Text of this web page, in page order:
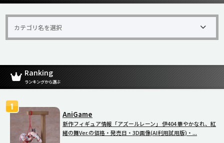
Ranking
ランキングから選ぶ
AniGame
新作フィギュア情報「アズールレーン」 伊404 華やかなれ、紅
緒の舞Ver.の価格・発売日・3D画像(AI利用試用版)・...